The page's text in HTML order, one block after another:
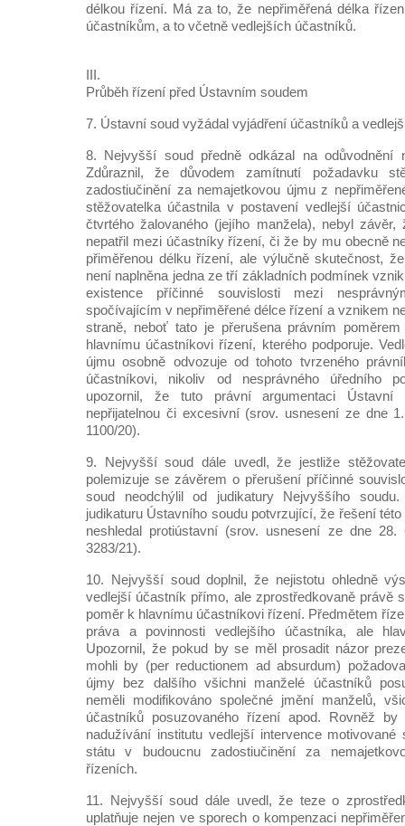
délkou řízení. Má za to, že nepřiměřená délka
účastníkům, a to včetně vedlejších účastníků.
III.
Průběh řízení před Ústavním soudem
7. Ústavní soud vyžádal vyjádření účastníků a
8. Nejvyšší soud předně odkázal na odůvodnění
Zdůraznil, že důvodem zamítnutí požadavku
zadostiučinění za nemajetkovou újmu z
stěžovatelka účastnila v postavení vedlejší
čtvrtého žalovaného (jejího manžela), nebyl
nepatřil mezi účastníky řízení, či že by mu obecně
přiměřenou délku řízení, ale výlučně skutečnost,
není naplněna jedna ze tří základních podmínek
existence příčinné souvislosti mezi
spočívajícím v nepřiměřené délce řízení a vznikem
straně, neboť tato je přerušena právním
hlavnímu účastníkovi řízení, kterého podporuje.
újmu osobně odvozuje od tohoto tvrzeného
účastníkovi, nikoliv od nesprávného úředního
upozornil, že tuto právní argumentaci Ústavní
nepřijatelnou či excesivní (srov. usnesení ze dne
1100/20).
9. Nejvyšší soud dále uvedl, že jestliže
polemizuje se závěrem o přerušení příčinné
soud neodchýlil od judikatury Nejvyššího
judikaturu Ústavního soudu potvrzující, že řešení
neshledal protiústavní (srov. usnesení ze dne
3283/21).
10. Nejvyšší soud doplnil, že nejistotu ohledně
vedlejší účastník přímo, ale zprostředkovaně právě
poměr k hlavnímu účastníkovi řízení. Předmětem
práva a povinnosti vedlejšího účastníka, ale
Upozornil, že pokud by se měl prosadit názor
mohli by (per reductionem ad absurdum)
újmy bez dalšího všichni manželé účastníků
neměli modifikováno společné jmění manželů,
účastníků posuzovaného řízení apod. Rovněž
nadužívání institutu vedlejší intervence
státu v budoucnu zadostiučinění za
řízeních.
11. Nejvyšší soud dále uvedl, že teze o
uplatňuje nejen ve sporech o kompenzaci